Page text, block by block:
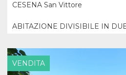
CESENA San Vittore
ABITAZIONE DIVISIBILE IN
FISCALI PER LE
Immerso nel suggestivo
VENDITA